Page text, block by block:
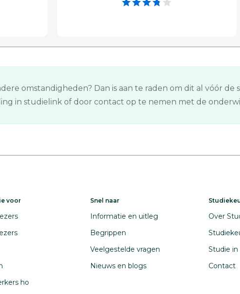
omstandigheden? Dan is aan te raden om dit al vóór de
in studielink of door contact op te nemen met de
voor
ho
Snel naar
Informatie en uitleg
Begrippen
Veelgestelde vragen
Nieuws en blogs
Over
Studie in
Contact